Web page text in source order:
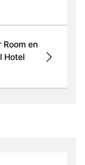
en
Hotel